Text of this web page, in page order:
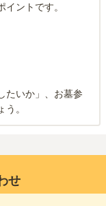
ントです。
たいか」、お墓参
。
せ